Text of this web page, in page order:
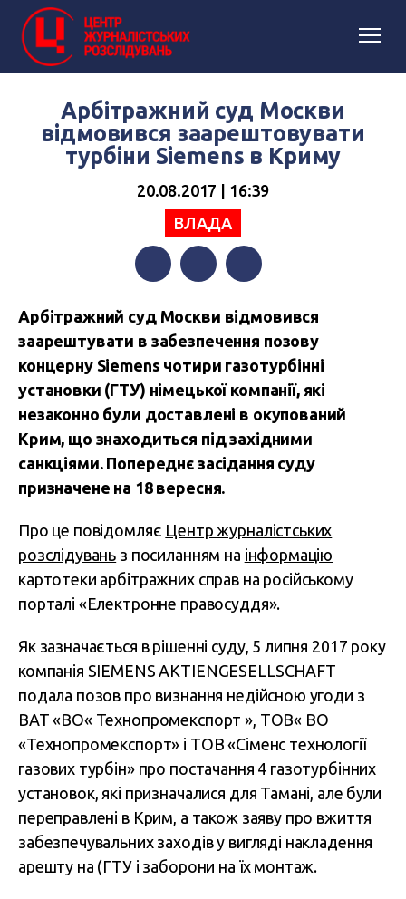
Арбітражний суд Москви
відмовився заарештовувати
турбіни Siemens в Криму
20.08.2017 | 16:39
ВЛАДА
Арбітражний суд Москви відмовився
заарештувати в забезпечення позову
концерну Siemens чотири газотурбінні
установки (ГТУ) німецької компанії, які
незаконно були доставлені в окупований
Крим, що знаходиться під західними
санкціями. Попереднє засідання суду
призначене на 18 вересня.
Про це повідомляє Центр журналістських
розслідувань з посиланням на інформацію
картотеки арбітражних справ на російському
порталі «Електронне правосуддя».
Як зазначається в рішенні суду, 5 липня 2017 року
компанія SIEMENS AKTIENGESELLSCHAFT
подала позов про визнання недійсною угоди з
ВАТ «ВО« Технопромекспорт », ТОВ« ВО
«Технопромекспорт» і ТОВ «Сіменс технології
газових турбін» про постачання 4 газотурбінних
установок, які призначалися для Тамані, але були
переправлені в Крим, а також заяву про вжиття
забезпечувальних заходів у вигляді накладення
арешту на (ГТУ і заборони на їх монтаж.